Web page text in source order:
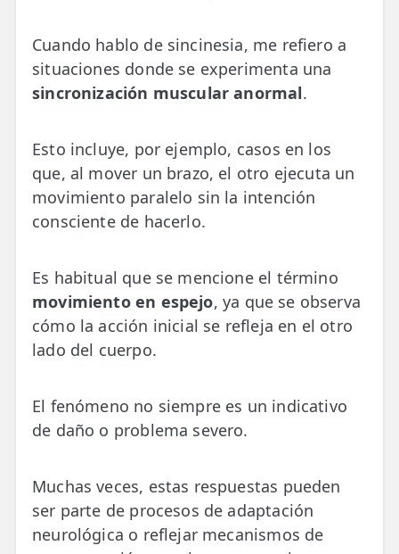
Cuando hablo de sincinesia, me refiero a
situaciones donde se experimenta una
sincronización muscular anormal.
Esto incluye, por ejemplo, casos en los
que, al mover un brazo, el otro ejecuta un
movimiento paralelo sin la intención
consciente de hacerlo.
Es habitual que se mencione el término
movimiento en espejo, ya que se observa
cómo la acción inicial se refleja en el otro
lado del cuerpo.
El fenómeno no siempre es un indicativo
de daño o problema severo.
Muchas veces, estas respuestas pueden
ser parte de procesos de adaptación
neurológica o reflejar mecanismos de